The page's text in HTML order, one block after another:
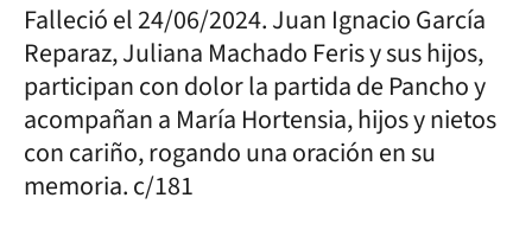
Falleció el 24/06/2024. Juan Ignacio García
Reparaz, Juliana Machado Feris y sus hijos,
participan con dolor la partida de Pancho y
acompañan a María Hortensia, hijos y nietos
con cariño, rogando una oración en su
memoria. c/181